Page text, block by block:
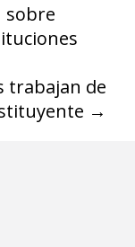
sobre
trabajan de
→